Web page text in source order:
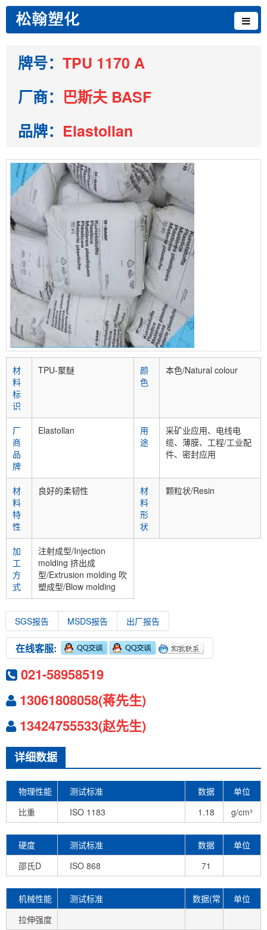
牌号： TPU 1170 A
厂商： 巴斯夫 BASF
品牌： Elastollan
材
料
标
识
TPU-聚醚
颜
色
本色/Natural colour
厂
商
品
牌
Elastollan
用
途
采矿业应用、电线电
缆、薄膜、工程/工业配
件、密封应用
材
料
特
性
良好的柔韧性
材
料
形
状
颗粒状/Resin
加
工
方
式
注射成型/Injection
molding 挤出成
型/Extrusion molding 吹
塑成型/Blow molding
SGS报告 MSDS报告 出厂报告
在线客服:
021-58958519
13061808058(蒋先生)
13424755533(赵先生)
详细数据
物理性能 测试标准 数据
单位
比重
ISO 1183 1.18 g/cm³
硬度 测试标准 数据
单位
邵氏D
ISO 868 71
机械性能 测试标准
数据(常
单位
拉伸强度